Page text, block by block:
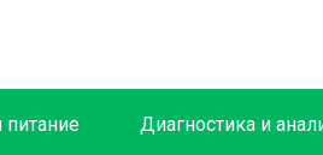
Диагностика и